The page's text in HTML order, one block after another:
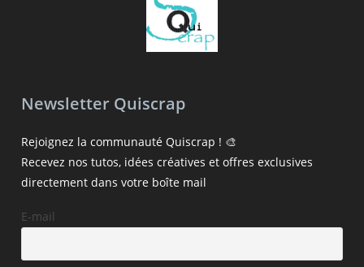
Newsletter Quiscrap
Rejoignez la communauté Quiscrap ! 🎨
Recevez nos tutos, idées créatives et offres exclusives
directement dans votre boîte mail
E-mail